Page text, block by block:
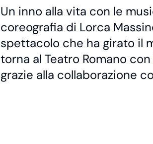
Un inno alla vita con le
coreografia di Lorca
spettacolo che ha girato il
torna al Teatro Romano
grazie alla collaborazione